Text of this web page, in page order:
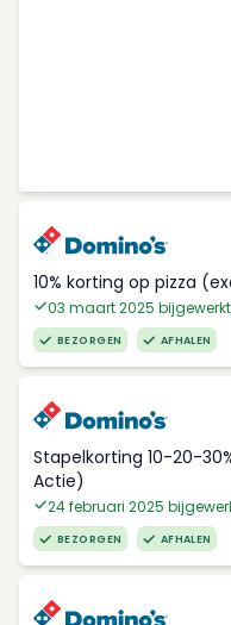
10% korting op pizza
03 maart 2025
BEZORGEN AFHALEN
Stapelkorting 10-20-
Actie)
24 februari 2025
BEZORGEN AFHALEN